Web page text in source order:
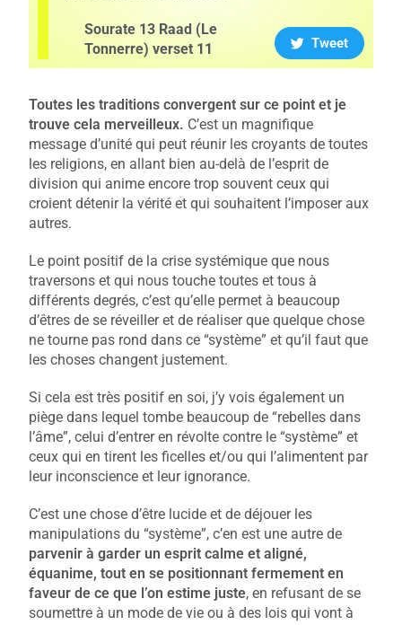
Sourate 13 Raad (Le
Tonnerre) verset 11
Tweet
Toutes les traditions convergent sur ce point et je
trouve cela merveilleux. C’est un magnifique
message d’unité qui peut réunir les croyants de toutes
les religions, en allant bien au-delà de l’esprit de
division qui anime encore trop souvent ceux qui
croient détenir la vérité et qui souhaitent l’imposer aux
autres.
Le point positif de la crise systémique que nous
traversons et qui nous touche toutes et tous à
différents degrés, c’est qu’elle permet à beaucoup
d’êtres de se réveiller et de réaliser que quelque chose
ne tourne pas rond dans ce “système” et qu’il faut que
les choses changent justement.
Si cela est très positif en soi, j’y vois également un
piège dans lequel tombe beaucoup de “rebelles dans
l’âme”, celui d’entrer en révolte contre le “système” et
ceux qui en tirent les ficelles et/ou qui l’alimentent par
leur inconscience et leur ignorance.
C’est une chose d’être lucide et de déjouer les
manipulations du “système”, c’en est une autre de
parvenir à garder un esprit calme et aligné,
équanime, tout en se positionnant fermement en
faveur de ce que l’on estime juste, en refusant de se
soumettre à un mode de vie ou à des lois qui vont à